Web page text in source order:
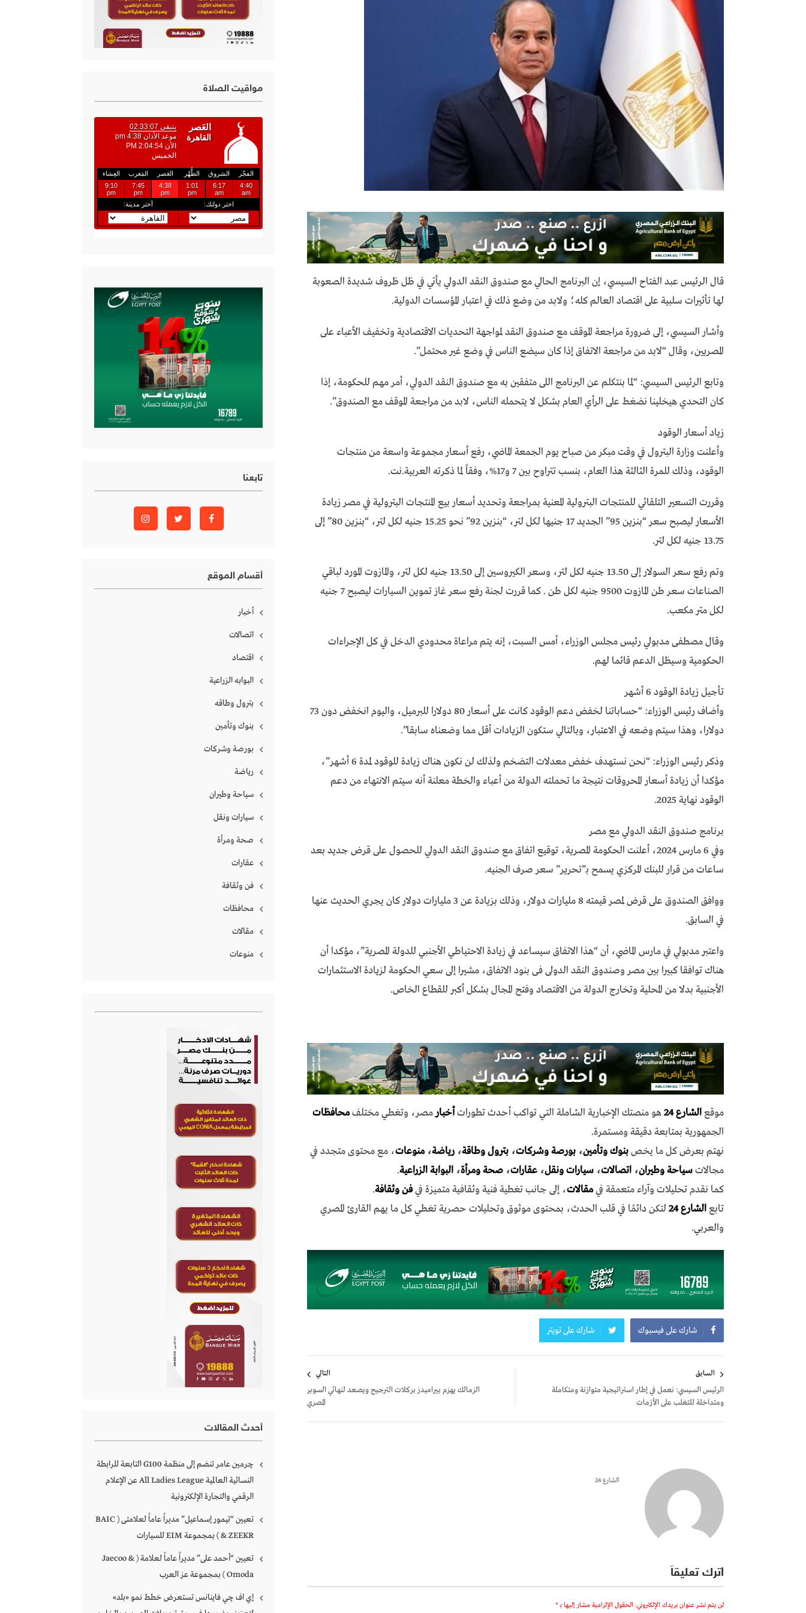
قال الرئيس عبد الفتاح السيسي، إن البرنامج الحالي مع صندوق النقد الدولي يأتي في ظل ظروف شديدة الصعوبة
لها تأثيرات سلبية على اقتصاد العالم كله؛ ولابد من وضع ذلك في اعتبار المؤسسات الدولية.
وأشار السيسي، إلى ضرورة مراجعة الموقف مع صندوق النقد لمواجهة التحديات الاقتصادية وتخفيف الأعباء على
المصريين، وقال “لابد من مراجعة الاتفاق إذا كان سيضع الناس في وضع غير محتمل”.
وتابع الرئيس السيسي: “لما بنتكلم عن البرنامج اللى متفقين به مع صندوق النقد الدولي، أمر مهم للحكومة، إذا
كان التحدي هيخلينا نضغط على الرأي العام بشكل لا يتحمله الناس، لابد من مراجعة الموقف مع الصندوق”.
زياد أسعار الوقود
وأعلنت وزارة البترول في وقت مبكر من صباح يوم الجمعة الماضي، رفع أسعار مجموعة واسعة من منتجات
الوقود، وذلك للمرة الثالثة هذا العام، بنسب تتراوح بين 7 و17%، وفقاً لما ذكرته العربية.نت.
وقررت التسعير التلقائي للمنتجات البترولية المعنية بمراجعة وتحديد أسعار بيع المنتجات البترولية في مصر زيادة
الأسعار ليصبح سعر “بنزين 95” الجديد 17 جنيها لكل لتر، “بنزين 92” نحو 15.25 جنيه لكل لتر، “بنزين 80” إلى
13.75 جنيه لكل لتر.
وتم رفع سعر السولار إلى 13.50 جنيه لكل لتر، وسعر الكيروسين إلى 13.50 جنيه لكل لتر، والمازوت المورد لباقي
الصناعات سعر طن المازوت 9500 جنيه لكل طن . كما قررت لجنة رفع سعر غاز تموين السيارات ليصبح 7 جنيه
لكل متر مكعب.
وقال مصطفى مدبولي رئيس مجلس الوزراء، أمس السبت، إنه يتم مراعاة محدودي الدخل في كل الإجراءات
الحكومية وسيظل الدعم قائما لهم.
تأجيل زيادة الوقود 6 أشهر
وأضاف رئيس الوزراء: “حساباتنا لخفض دعم الوقود كانت على أسعار 80 دولارا للبرميل، واليوم انخفض دون 73
دولارا، وهذا سيتم وضعه في الاعتبار، وبالتالي ستكون الزيادات أقل مما وضعناه سابقا”.
وذكر رئيس الوزراء: “نحن نستهدف خفض معدلات التضخم ولذلك لن نكون هناك زيادة للوقود لمدة 6 أشهر”،
مؤكدا أن زيادة أسعار المحروقات نتيجة ما تحملته الدولة من أعباء والخطة معلنة أنه سيتم الانتهاء من دعم
الوقود نهاية 2025.
برنامج صندوق النقد الدولي مع مصر
وفي 6 مارس 2024، أعلنت الحكومة المصرية، توقيع اتفاق مع صندوق النقد الدولي للحصول على قرض جديد بعد
ساعات من قرار للبنك المركزي يسمح بـ”تحرير” سعر صرف الجنيه.
ووافق الصندوق على قرض لمصر قيمته 8 مليارات دولار، وذلك بزيادة عن 3 مليارات دولار كان يجري الحديث عنها
في السابق.
واعتبر مدبولي في مارس الماضي، أن “هذا الاتفاق سيساعد في زيادة الاحتياطي الأجنبي للدولة المصرية”، مؤكدا أن
هناك توافقا كبيرا بين مصر وصندوق النقد الدولى فى بنود الاتفاق، مشيرا إلى سعي الحكومة لزيادة الاستثمارات
الأجنبية بدلا من المحلية وتخارج الدولة من الاقتصاد وفتح المجال بشكل أكبر للقطاع الخاص.
موقعالشارع 24 هو منصتك الإخبارية الشاملة التي تواكب أحدث تطوراتأخبار مصر، وتغطي مختلفمحافظات
الجمهورية بمتابعة دقيقة ومستمرة.
نهتم بعرض كل ما يخصبنوك وتأمين، بورصة وشركات، بترول وطاقة، رياضة،منوعات، مع محتوى متجدد في
مجالاتسياحة وطيران، اتصالات، سيارات ونقل، عقارات، صحة ومرأة، البوابة الزراعية.
كما نقدم تحليلات وآراء متعمقة فيمقالات، إلى جانب تغطية فنية وثقافية متميزة فيفن وثقافة.
تابعالشارع 24
لتكن دائمًا في قلب الحدث، بمحتوى موثوق وتحليلات حصرية تغطي كل ما يهم القارئ المصري
والعربي.
شارك على فيسبوك شارك على تويتر
المقالات
السابق
الرئيس السيسي: نعمل في إطار استراتيجية متوازنة ومتكاملة
ومتداخلة للتغلب على الأزمات
التالي
الزمالك يهزم بيراميدز بركلات الترجيح ويصعد لنهائي السوبر
المصري
الشارع 24
اترك تعليقاً
لن يتم نشر عنوان بريدك الإلكتروني. الحقول الإلزامية مشار إليها بـ *
مواقيت الصلاة
تابعنا
أقسام الموقع
أخبار
اتصالات
اقتصاد
البوابه الزراعية
بترول وطاقه
بنوك وتأمين
بورصة وشركات
رياضة
سياحة وطيران
سيارات ونقل
صحة ومرأة
عقارات
فن وثقافة
محافظات
مقالات
منوعات
أحدث المقالات
چرمين عامر تنضم إلى منظمة G100 التابعة للرابطة
النسائية العالمية All Ladies League عن الإعلام
الرقمي والتجارة الإلكترونية
تعيين “تيمور إسماعيل” مديراً عاماً لعلامتى ( BAIC
& ZEEKR ) بمجموعة EIM للسيارات
تعيين “أحمد على” مديراً عاماً لعلامة ( Jaecoo &
Omoda ) بمجموعة عز العرب
إي اف چي فاينانس تستعرض خطط نمو «بلد»